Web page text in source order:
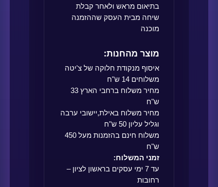
בתיאום מראש ולאחר קבלת
שיחה מבית העסק שההזמנה
מוכנה
מוצר מהחנות:
איסוף מנקודת חלוקה של צ'יטה
משלוחים 14 ש"ח
מחיר משלוח ברחבי הארץ 33
ש"ח
מחיר משלוח באילת,יישובי ערבה
וגליל עליון 50 ש"ח
משלוח חינם בהזמנות מעל 450
ש"ח
זמני המשלוח:
עד 7 ימי עסקים בראשון לציון –
רחובות